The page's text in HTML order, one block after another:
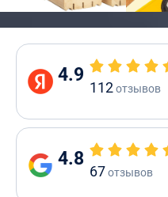
4.9
112отзывов
4.8
67отзывов